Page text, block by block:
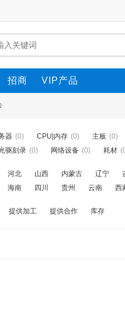
招商 VIP产品
器 (0) CPU|内存 (0) 主板 (0)
驱刻录 (0) 网络设备 (0) 耗材
河北 山西 内蒙古 辽宁
海南 四川 贵州 云南 西
提供加工 提供合作 库存